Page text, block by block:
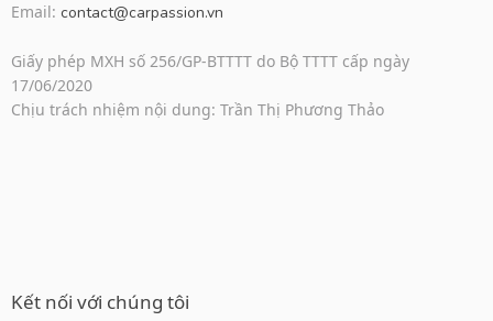
Email: contact@carpassion.vn
Giấy phép MXH số 256/GP-BTTTT do Bộ TTTT cấp ngày
17/06/2020
Chịu trách nhiệm nội dung: Trần Thị Phương Thảo
Kết nối với chúng tôi